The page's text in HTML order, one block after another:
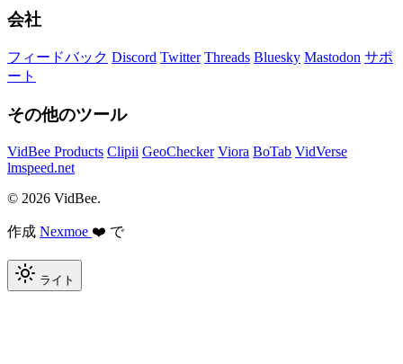
会社
フィードバック Discord Twitter Threads Bluesky Mastodon サポ
ート
その他のツール
VidBee Products Clipii GeoChecker Viora BoTab VidVerse
lmspeed.net
© 2026 VidBee.
作成 Nexmoe ❤️ で
ライト